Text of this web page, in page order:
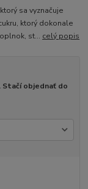
sa vyznačuje
ktorý dokonale
st... celý popis
Stačí objednať do